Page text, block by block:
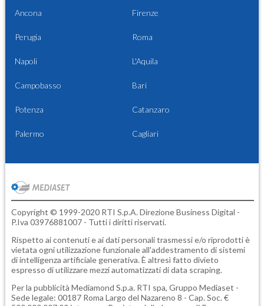
Ancona Firenze
Perugia Roma
Napoli L'Aquila
Campobasso Bari
Potenza Catanzaro
Palermo Cagliari
Copyright © 1999-2020 RTI S.p.A. Direzione Business Digital -
P.Iva 03976881007 - Tutti i diritti riservati.
Rispetto ai contenuti e ai dati personali trasmessi e/o riprodotti è
vietata ogni utilizzazione funzionale all'addestramento di sistemi
di intelligenza artificiale generativa. È altresì fatto divieto
espresso di utilizzare mezzi automatizzati di data scraping.
Per la pubblicità Mediamond S.p.a. RTI spa, Gruppo Mediaset -
Sede legale: 00187 Roma Largo del Nazareno 8 - Cap. Soc. €